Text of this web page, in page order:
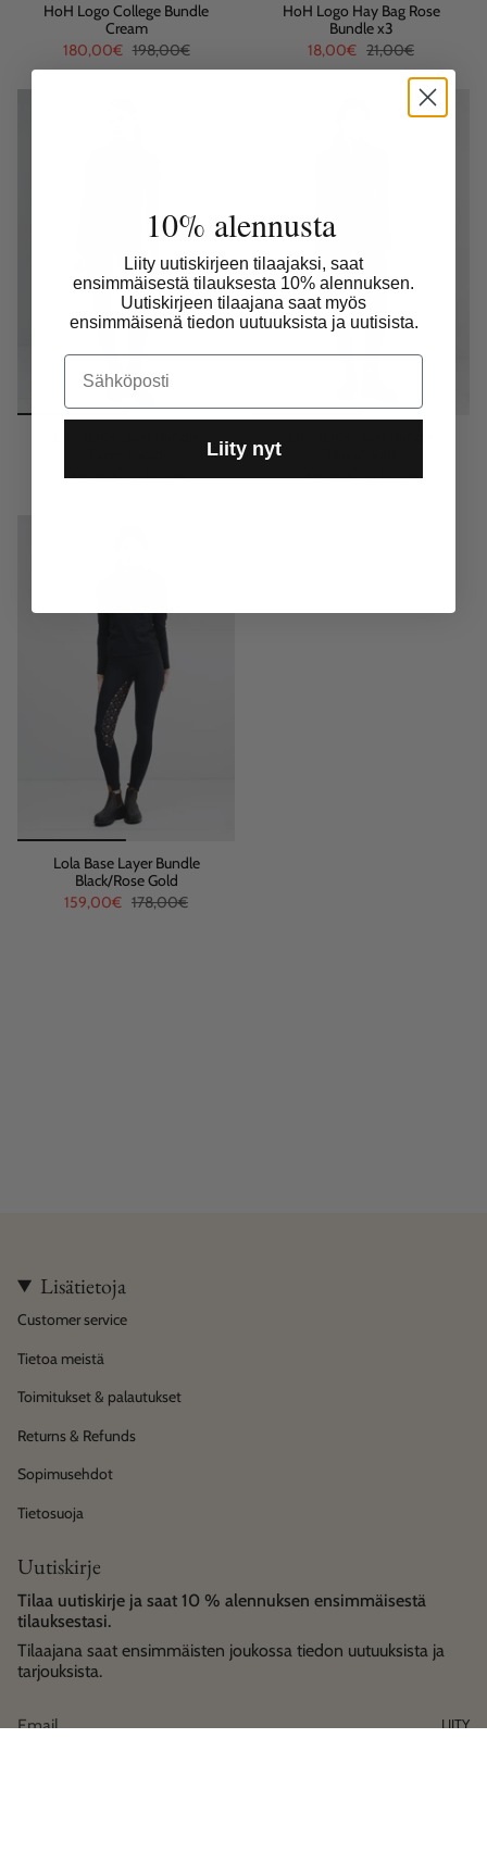
HoH Logo College Bundle
Cream
180,00€ 198,00€
HoH Logo Hay Bag Rose
Bundle x3
18,00€ 21,00€
159,00€ 178,00€
159,00€ 178,00€
Lola Base Layer Bundle
Black/Rose Gold
159,00€ 178,00€
Lisätietoja
Customer service
Tietoa meistä
Toimitukset & palautukset
Returns & Refunds
Sopimusehdot
Tietosuoja
Uutiskirje
Tilaa uutiskirje ja saat 10 % alennuksen ensimmäisestä
tilauksestasi.
Tilaajana saat ensimmäisten joukossa tiedon uutuuksista ja
tarjouksista.
LIITY
10% alennusta
Liity uutiskirjeen tilaajaksi, saat
ensimmäisestä tilauksesta 10% alennuksen.
Uutiskirjeen tilaajana saat myös
ensimmäisenä tiedon uutuuksista ja uutisista.
Email
Liity nyt